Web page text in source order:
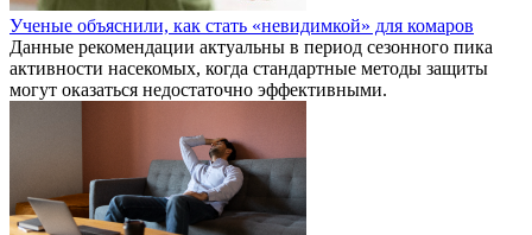
Ученые объяснили, как стать «невидимкой» для комаров
Данные рекомендации актуальны в период сезонного пика
активности насекомых, когда стандартные методы защиты
могут оказаться недостаточно эффективными.